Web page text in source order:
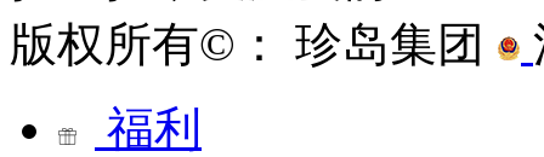
版权所有©： 珍岛集团
福利